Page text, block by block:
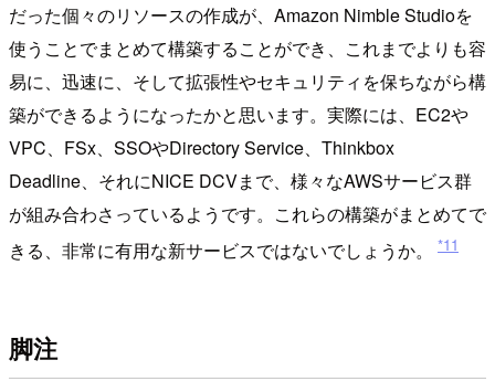
だった個々のリソースの作成が、Amazon Nimble Studioを
使うことでまとめて構築することができ、これまでよりも容
易に、迅速に、そして拡張性やセキュリティを保ちながら構
築ができるようになったかと思います。実際には、EC2や
VPC、FSx、SSOやDirectory Service、Thinkbox
Deadline、それにNICE DCVまで、様々なAWSサービス群
が組み合わさっているようです。これらの構築がまとめてで
きる、非常に有用な新サービスではないでしょうか。
*11
脚注